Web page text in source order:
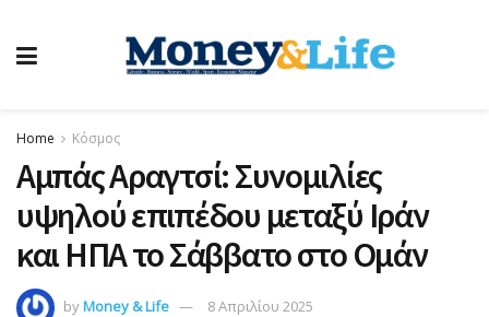
Home Κόσμος
Αμπάς Αραγτσί: Συνομιλίες
υψηλού επιπέδου μεταξύ Ιράν
και ΗΠΑ το Σάββατο στο Ομάν
byMoney & Life 8 Απριλίου 2025